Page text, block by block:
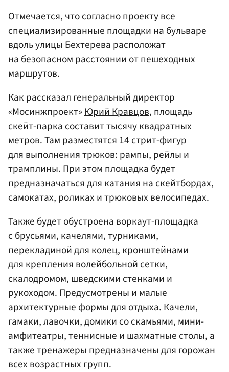
Отмечается, что согласно проекту все
специализированные площадки на бульваре
вдоль улицы Бехтерева расположат
на безопасном расстоянии от пешеходных
маршрутов.
Как рассказал генеральный директор
«Мосинжпроект»Юрий Кравцов, площадь
скейт-парка составит тысячу квадратных
метров. Там разместятся 14 стрит-фигур
для выполнения трюков: рампы, рейлы и
трамплины. При этом площадка будет
предназначаться для катания на скейтбордах,
самокатах, роликах и трюковых велосипедах.
Также будет обустроена воркаут-площадка
с брусьями, качелями, турниками,
перекладиной для колец, кронштейнами
для крепления волейбольной сетки,
скалодромом, шведскими стенками и
рукоходом. Предусмотрены и малые
архитектурные формы для отдыха. Качели,
гамаки, лавочки, домики со скамьями, мини-
амфитеатры, теннисные и шахматные столы, а
также тренажеры предназначены для горожан
всех возрастных групп.